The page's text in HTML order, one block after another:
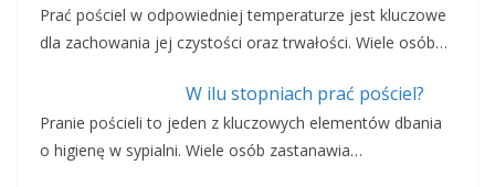
Prać pościel w odpowiedniej temperaturze jest kluczowe
dla zachowania jej czystości oraz trwałości. Wiele osób…
W ilu stopniach prać pościel?
Pranie pościeli to jeden z kluczowych elementów dbania
o higienę w sypialni. Wiele osób zastanawia…